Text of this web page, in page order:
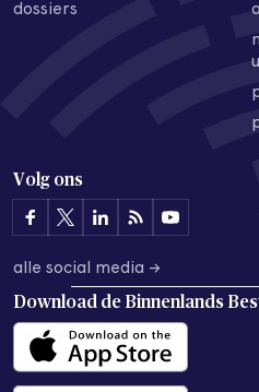
dossiers
Volg ons
alle social media →
Download de Binnenlands